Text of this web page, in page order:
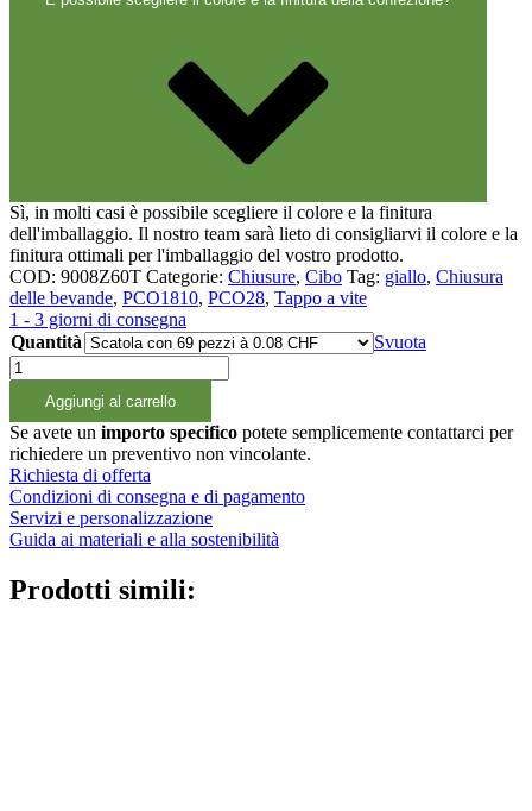
Sì, in molti casi è possibile scegliere il colore e la finitura
dell'imballaggio. Il nostro team sarà lieto di consigliarvi il colore e la
finitura ottimali per l'imballaggio del vostro prodotto.
COD: 9008Z60T Categorie: Chiusure, Cibo Tag: giallo, Chiusura
delle bevande, PCO1810, PCO28, Tappo a vite
1 - 3 giorni di consegna
Quantità
Svuota
Schraubverschluss
gelb
PCO1810
tethered
quantità
Aggiungi al carrello
Se avete un importo specifico potete semplicemente contattarci per
richiedere un preventivo non vincolante.
Richiesta di offerta
Condizioni di consegna e di pagamento
Servizi e personalizzazione
Guida ai materiali e alla sostenibilità
Prodotti simili: